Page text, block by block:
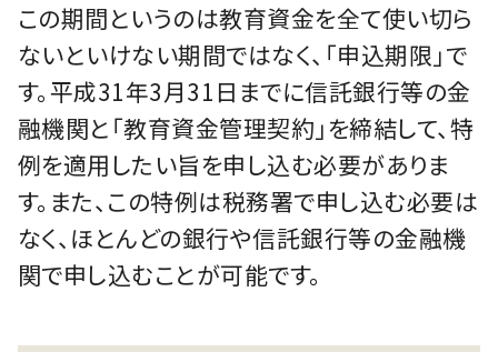
この期間というのは教育資⾦を全て使い切ら
ないといけない期間ではなく、「申込期限」で
す。平成31年3⽉31⽇までに信託銀行等の金
融機関と「教育資⾦管理契約」を締結して、特
例を適用したい旨を申し込む必要がありま
す。また、この特例は税務署で申し込む必要は
なく、ほとんどの銀行や信託銀行等の金融機
関で申し込むことが可能です。